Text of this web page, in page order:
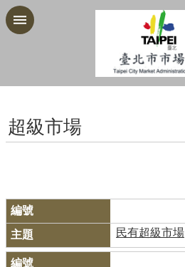
跳到主要內容區塊
超級市場
民有超級市場